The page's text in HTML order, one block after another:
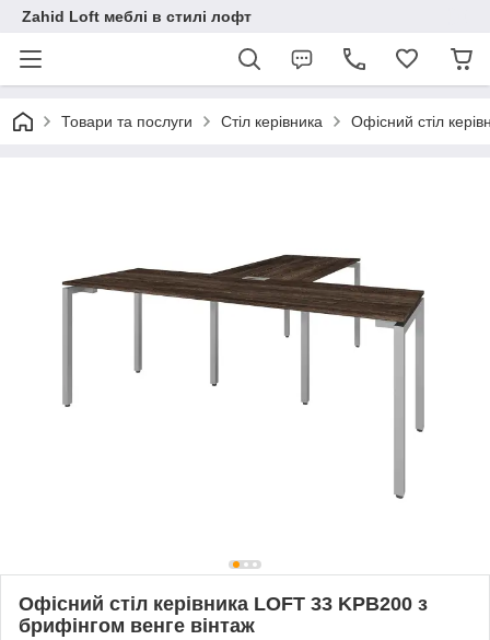
Zahid Loft меблі в стилі лофт
Товари та послуги Стіл керівника Офісний стіл
Офісний стіл керівника LOFT 33 KPB200 з
брифінгом венге вінтаж